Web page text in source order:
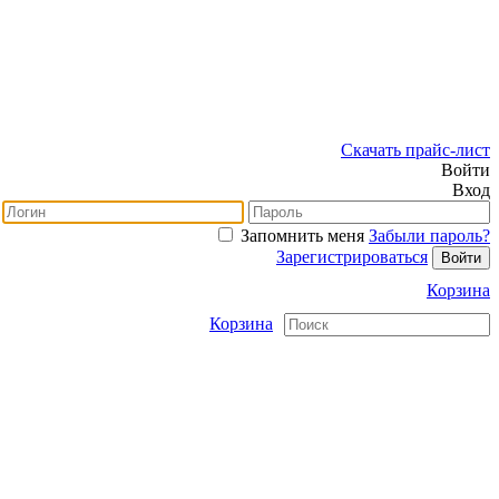
Скачать прайс-лист
Войти
Вход
Запомнить меня Забыли пароль?
Зарегистрироваться
Корзина
Корзина